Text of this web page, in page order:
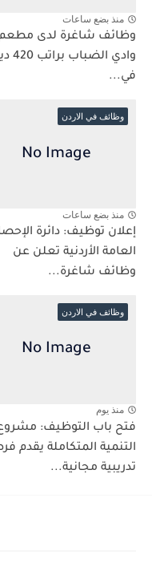
منذ بضع ساعات
وظائف شاغرة لدى
وادي
في...
وظائف في الاردن
منذ بضع ساعات
إعلان توظيف: دائرة
العامة الأردنية تعلن عن
وظائف شاغرة...
وظائف في الاردن
منذ يوم
فتح باب التوظيف:
التنمية المتكاملة يقدم
تدريبية مجانية...